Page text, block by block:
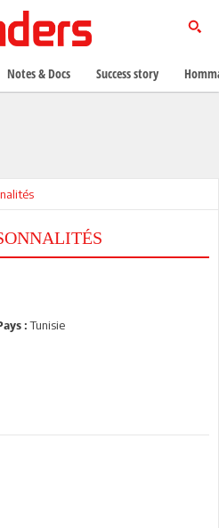
: Tunisie
Notes & Docs Success story